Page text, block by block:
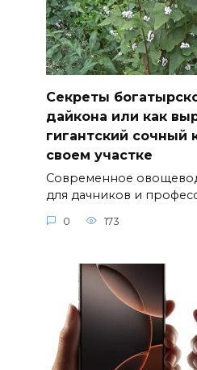
Секреты
дайкона или как
гигантский сочный
своем участке
Современное
для дачников и
0 173